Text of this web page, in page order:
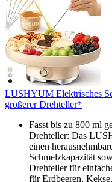
LUSHYUM Elektrisches
größerer Drehteller*
Fasst bis zu 800 ml
Drehteller: Das
einen
Schmelzkapazität
Drehteller für
für Erdbeeren,